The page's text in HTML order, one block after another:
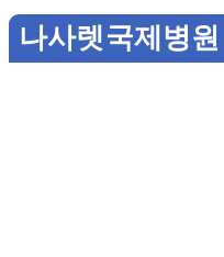
나사렛국제병